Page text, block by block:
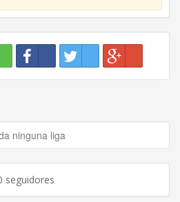
ninguna liga
seguidores